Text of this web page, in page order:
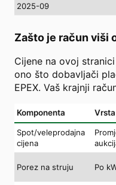
2025-09
Zašto je račun viši
Cijene na ovoj
ono što dobavljači
EPEX. Vaš krajnji
Komponenta Vrsta
Spot/veleprodajna
cijena
Porez na struju Po